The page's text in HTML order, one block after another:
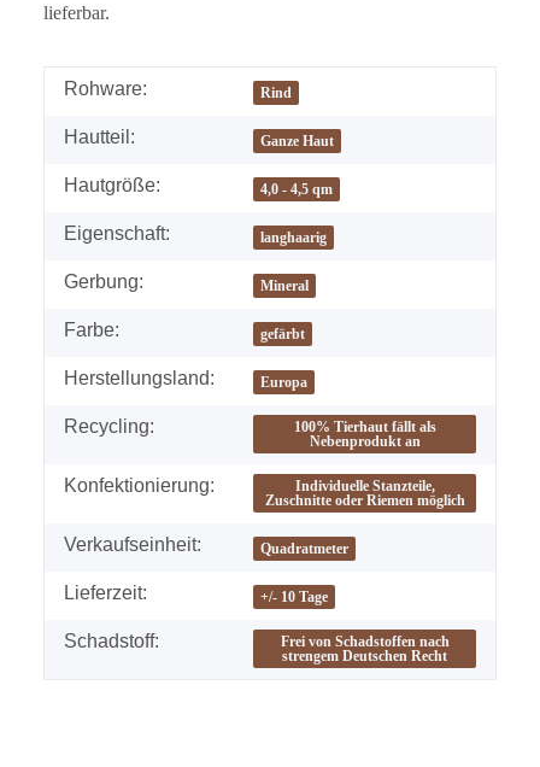
lieferbar.
Rohware: Rind
Hautteil: Ganze Haut
Hautgröße: 4,0 - 4,5 qm
Eigenschaft: langhaarig
Gerbung: Mineral
Farbe: gefärbt
Herstellungsland: Europa
Recycling:
100% Tierhaut fällt als
Nebenprodukt an
Konfektionierung:
Individuelle Stanzteile,
Zuschnitte oder Riemen möglich
Verkaufseinheit: Quadratmeter
Lieferzeit: +/- 10 Tage
Schadstoff:
Frei von Schadstoffen nach
strengem Deutschen Recht